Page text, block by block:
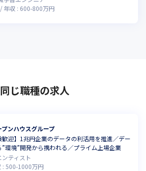
年収 : 600-800万円
同じ職種の求人
ンハウスグループ
歓迎】1兆円企業のデータの利活用を推進／デー
”環境”開発から携われる／プライム上場企業
ティスト
: 500-1000万円